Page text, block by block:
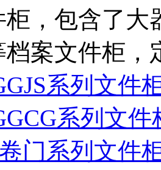
，包含了大
案文件柜，
系列文件
系列文件
门系列文件